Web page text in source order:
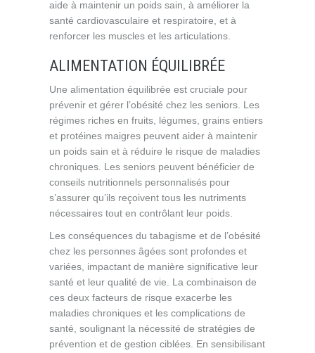
aide à maintenir un poids sain, à améliorer la
santé cardiovasculaire et respiratoire, et à
renforcer les muscles et les articulations.
ALIMENTATION ÉQUILIBRÉE
Une alimentation équilibrée est cruciale pour
prévenir et gérer l’obésité chez les seniors. Les
régimes riches en fruits, légumes, grains entiers
et protéines maigres peuvent aider à maintenir
un poids sain et à réduire le risque de maladies
chroniques. Les seniors peuvent bénéficier de
conseils nutritionnels personnalisés pour
s’assurer qu’ils reçoivent tous les nutriments
nécessaires tout en contrôlant leur poids.
Les conséquences du tabagisme et de l’obésité
chez les personnes âgées sont profondes et
variées, impactant de manière significative leur
santé et leur qualité de vie. La combinaison de
ces deux facteurs de risque exacerbe les
maladies chroniques et les complications de
santé, soulignant la nécessité de stratégies de
prévention et de gestion ciblées. En sensibilisant